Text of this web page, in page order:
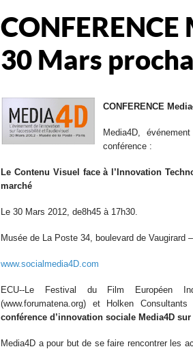
30 Mars
CONFERENCE
Media4D,
conférence :
Le Contenu Visuel face à l’Innovation
marché
Le 30 Mars 2012, de8h45 à 17h30.
Musée de La Poste 34, boulevard de Vaugirard
www.socialmedia4D.com
ECU-­‐Le Festival du Film Européen
(www.forumatena.org) et Holken
conférence d’innovation sociale Media4D
Media4D a pour but de se faire rencontrer les